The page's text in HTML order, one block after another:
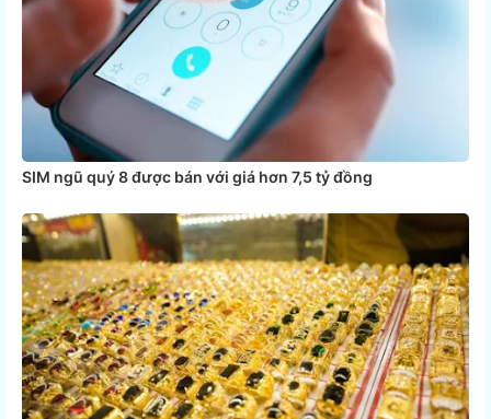
SIM ngũ quý 8 được bán với giá hơn 7,5 tỷ đồng